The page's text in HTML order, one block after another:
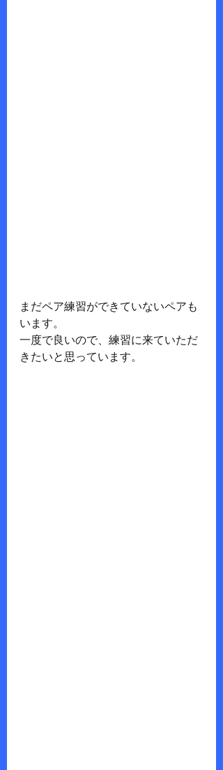
まだペア練習ができていないペアも
います。
一度で良いので、練習に来ていただ
きたいと思っています。